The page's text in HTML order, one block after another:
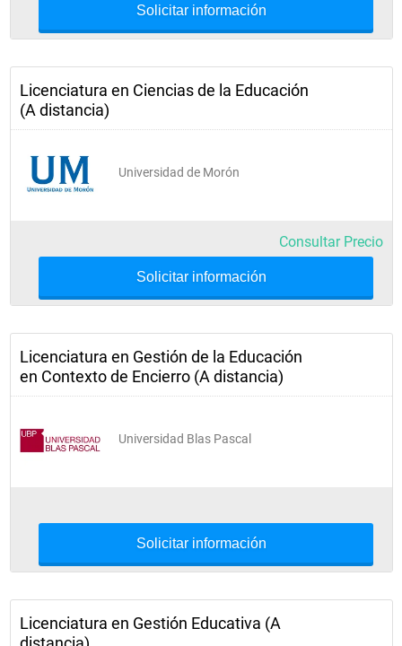
Solicitar información
Licenciatura en Ciencias de la Educación
(A distancia)
Universidad de Morón
Consultar Precio
Solicitar información
Licenciatura en Gestión de la Educación
en Contexto de Encierro (A distancia)
Universidad Blas Pascal
Solicitar información
Licenciatura en Gestión Educativa (A